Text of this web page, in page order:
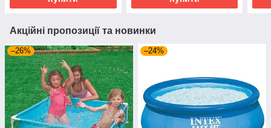
Акційні пропозиції та новинки
–26% –24%